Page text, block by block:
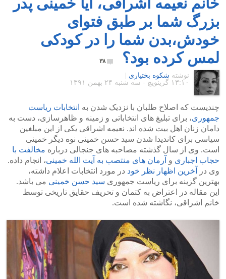
بزرگ شما بر طبق فتوای
خودش،بدن شما را در کودکی
لمس کرده بود؟
۳۸
نوشته شکوه بختیاری
۱۳:۱۰ گرينويچ - سه شنبه ۲۴ بهمن ۱۳۹۱
چندیست که اصلاح طلبان با نزدیک شدن به انتخابات ریاست
جمهوری، برای تبلیغ های انتخاباتی و زمینه و ظاهرسازی، دست به
دامان زنان اهل بیت شده اند. نعیمه اشراقی یکی از این مبلغین
سیاسی برای کاندیدا شدن سید حسن خمینی نوه دیگر خمینی
است. وی از سال گذشته مصاحبه های جنجالی درباره مخالفت با
حجاب اجباری و آرمان های منتصب به آیت الله خمینی، انجام داده.
وی در
آخرین اظهار نظر خود در مورد انتخابات اعلام داشته،
بهترین گزینه برای ریاست جمهوری سید حسن خمینی می باشد.
این مقاله در اعتراض به کتمان و تحریف حقایق تاریخی توسط
خانم اشراقی، نگاشته شده است.